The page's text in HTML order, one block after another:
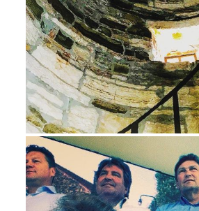
Ago 3